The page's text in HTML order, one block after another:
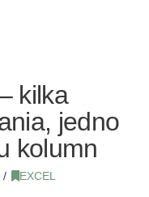
kilka
jedno
kolumn
EXCEL